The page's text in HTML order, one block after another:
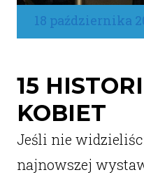
18 października
15
KOBIET
Jeśli nie
najnowszej